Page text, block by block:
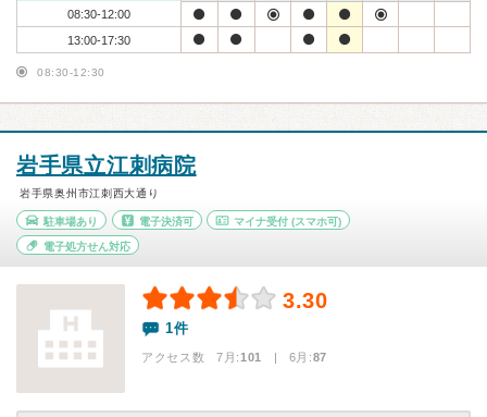
08:30-12:00
13:00-17:30
08:30-12:30
岩手県立江刺病院
岩手県奥州市江刺西大通り
駐車場あり 電子決済可 マイナ受付 (スマホ可)
電子処方せん対応
3.30
1件
アクセス数 7月:101 | 6月:87